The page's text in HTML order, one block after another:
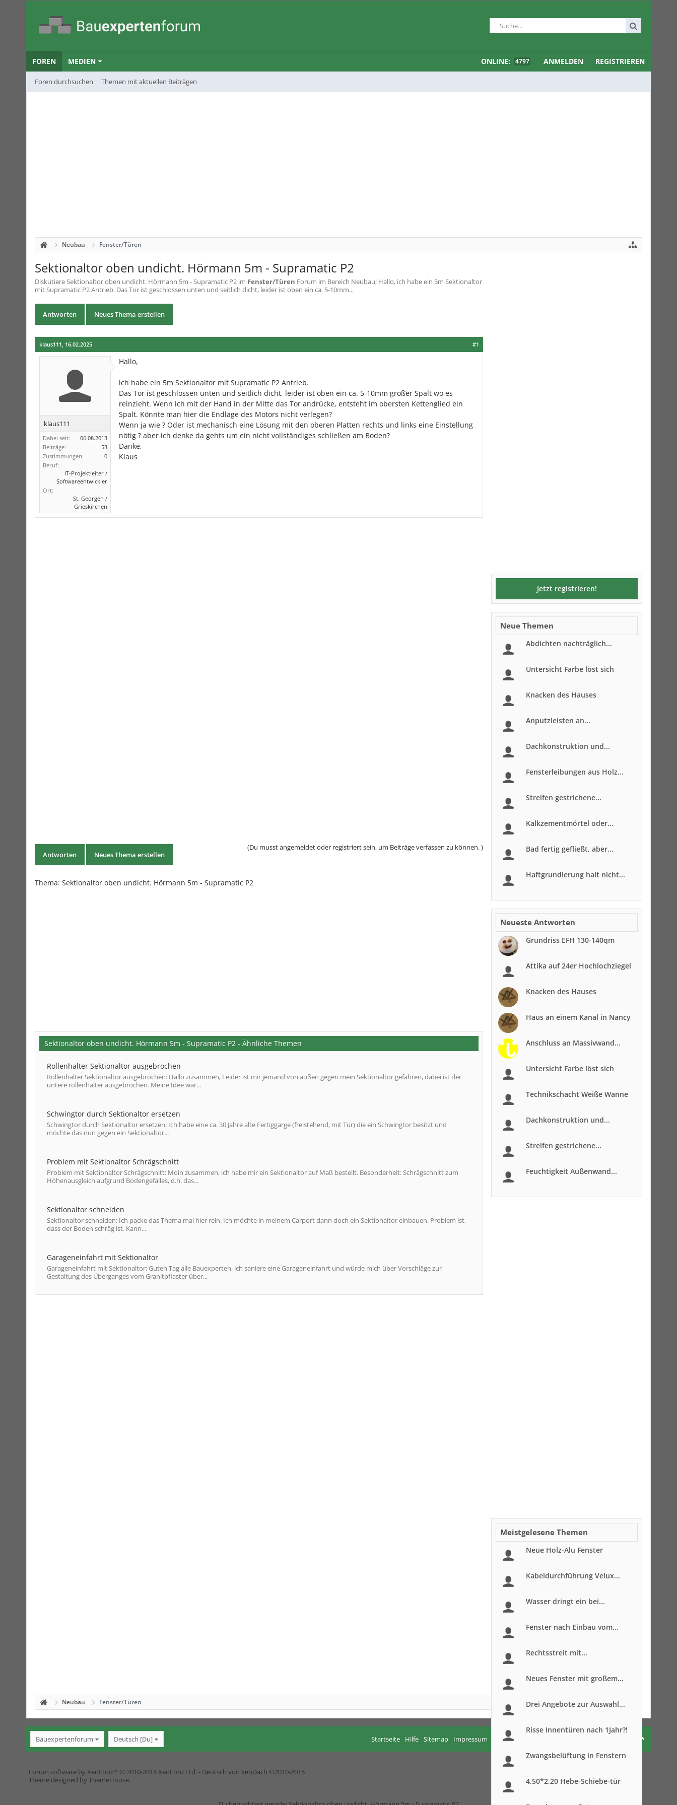
FOREN
Foren durchsuchen Themen mit aktuellen Beiträgen
MEDIEN ONLINE: 4797 ANMELDEN REGISTRIEREN
Neubau Fenster/Türen
Sektionaltor oben undicht. Hörmann 5m - Supramatic P2
DiskutiereSektionaltor oben undicht. Hörmann 5m - Supramatic P2 im Fenster/Türen Forum im Bereich Neubau; Hallo, ich habe ein 5m Sektionaltor
mit Supramatic P2 Antrieb. Das Tor ist geschlossen unten und seitlich dicht, leider ist oben ein ca. 5-10mm...
Antworten Neues Thema erstellen
#1
klaus111, 16.02.2025
klaus111
Dabei seit:
06.08.2013
Beiträge:
53
Zustimmungen:
0
Beruf:
IT-Projektleiter /
Softwareentwickler
Ort:
St. Georgen /
Grieskirchen
Hallo,
ich habe ein 5m Sektionaltor mit Supramatic P2 Antrieb.
Das Tor ist geschlossen unten und seitlich dicht, leider ist oben ein ca. 5-10mm großer Spalt wo es
reinzieht. Wenn ich mit der Hand in der Mitte das Tor andrücke, entsteht im obersten Kettenglied ein
Spalt. Könnte man hier die Endlage des Motors nicht verlegen?
Wenn ja wie ? Oder ist mechanisch eine Lösung mit den oberen Platten rechts und links eine Einstellung
nötig ? aber ich denke da gehts um ein nicht vollständiges schließen am Boden?
Danke,
Klaus
Antworten Neues Thema erstellen
(Du musst angemeldet oder registriert sein, um Beiträge verfassen zu können. )
Thema: Sektionaltor oben undicht. Hörmann 5m - Supramatic P2
Sektionaltor oben undicht. Hörmann 5m - Supramatic P2 - Ähnliche Themen
Rollenhalter Sektionaltor ausgebrochen
Rollenhalter Sektionaltor ausgebrochen: Hallo zusammen, Leider ist mir jemand von außen gegen mein Sektionaltor gefahren, dabei ist der
untere rollenhalter ausgebrochen. Meine Idee war...
Schwingtor durch Sektionaltor ersetzen
Schwingtor durch Sektionaltor ersetzen: Ich habe eine ca. 30 Jahre alte Fertiggarge (freistehend, mit Tür) die ein Schwingtor besitzt und
möchte das nun gegen ein Sektionaltor...
Problem mit Sektionaltor Schrägschnitt
Problem mit Sektionaltor Schrägschnitt: Moin zusammen, ich habe mir ein Sektionaltor auf Maß bestellt. Besonderheit: Schrägschnitt zum
Höhenausgleich aufgrund Bodengefälles, d.h. das...
Sektionaltor schneiden
Sektionaltor schneiden: Ich packe das Thema mal hier rein. Ich möchte in meinem Carport dann doch ein Sektionaltor einbauen. Problem ist,
dass der Boden schräg ist. Kann...
Garageneinfahrt mit Sektionaltor
Garageneinfahrt mit Sektionaltor: Guten Tag alle Bauexperten, ich saniere eine Garageneinfahrt und würde mich über Vorschläge zur
Gestaltung des Überganges vom Granitpflaster über...
Jetzt registrieren!
Neue Themen
Abdichten nachträglich...
Untersicht Farbe löst sich
Knacken des Hauses
Anputzleisten an...
Dachkonstruktion und...
Fensterleibungen aus Holz...
Streifen gestrichene...
Kalkzementmörtel oder...
Bad fertig gefließt, aber...
Haftgrundierung halt nicht...
Neueste Antworten
Grundriss EFH 130-140qm
Attika auf 24er Hochlochziegel
Knacken des Hauses
Haus an einem Kanal in Nancy
Anschluss an Massivwand...
Untersicht Farbe löst sich
Technikschacht Weiße Wanne
Dachkonstruktion und...
Streifen gestrichene...
Feuchtigkeit Außenwand...
Meistgelesene Themen
Neue Holz-Alu Fenster
Kabeldurchführung Velux...
Wasser dringt ein bei...
Fenster nach Einbau vom...
Rechtsstreit mit...
Neues Fenster mit großem...
Drei Angebote zur Auswahl...
Risse Innentüren nach 1Jahr?!
Zwangsbelüftung in Fenstern
4,50*2,20 Hebe-Schiebe-tür
Neubau Fenster/Türen
Bauexpertenforum Deutsch [Du] Startseite Hilfe Sitemap Impressum Nutzungsbedingungen
Forum software by XenForo™ © 2010-2018 XenForo Ltd. - Deutsch von xenDach ©2010-2015
Theme designed by ThemeHouse.